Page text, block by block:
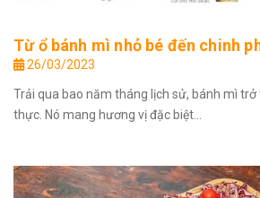
Từ ổ bánh mì nhỏ bé đến chinh
26/03/2023
Trải qua bao năm tháng lịch sử, bánh mì
thực. Nó mang hương vị đặc biệt...